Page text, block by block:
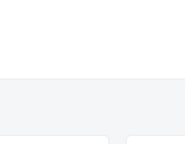
bozuk veya görüntülenemiyor.